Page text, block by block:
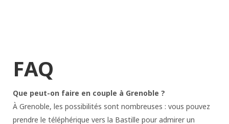
FAQ
Que peut-on faire en couple à Grenoble ?
À Grenoble, les possibilités sont nombreuses : vous pouvez
prendre le téléphérique vers la Bastille pour admirer un